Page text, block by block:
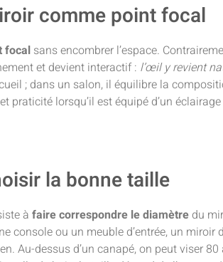
comme point focal
focal sans encombrer l’espace.
et devient interactif : l’œil y revient
; dans un salon, il équilibre la
praticité lorsqu’il est équipé d’un
la bonne taille
à faire correspondre le diamètre du
console ou un meuble d’entrée, un miroir
Au-dessus d’un canapé, on peut viser